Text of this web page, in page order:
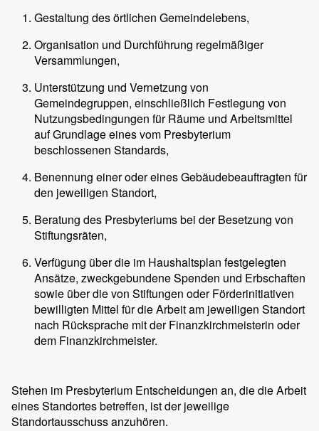
Gestaltung des örtlichen Gemeindelebens,
Organisation und Durchführung regelmäßiger
Versammlungen,
Unterstützung und Vernetzung von
Gemeindegruppen, einschließlich Festlegung von
Nutzungsbedingungen für Räume und Arbeitsmittel
auf Grundlage eines vom Presbyterium
beschlossenen Standards,
Benennung einer oder eines Gebäudebeauftragten für
den jeweiligen Standort,
Beratung des Presbyteriums bei der Besetzung von
Stiftungsräten,
Verfügung über die im Haushaltsplan festgelegten
Ansätze, zweckgebundene Spenden und Erbschaften
sowie über die von Stiftungen oder Förderinitiativen
bewilligten Mittel für die Arbeit am jeweiligen Standort
nach Rücksprache mit der Finanzkirchmeisterin oder
dem Finanzkirchmeister.
Stehen im Presbyterium Entscheidungen an, die die Arbeit
eines Standortes betreffen, ist der jeweilige
Standortausschuss anzuhören.